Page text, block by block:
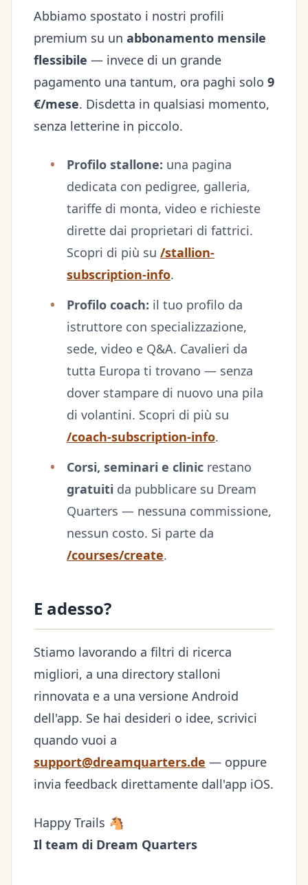
Abbiamo spostato i nostri profili
premium su un abbonamento mensile
flessibile — invece di un grande
pagamento una tantum, ora paghi solo 9
€/mese. Disdetta in qualsiasi momento,
senza letterine in piccolo.
Profilo stallone: una pagina
dedicata con pedigree, galleria,
tariffe di monta, video e richieste
dirette dai proprietari di fattrici.
Scopri di più su /stallion-
subscription-info.
Profilo coach: il tuo profilo da
istruttore con specializzazione,
sede, video e Q&A. Cavalieri da
tutta Europa ti trovano — senza
dover stampare di nuovo una pila
di volantini. Scopri di più su
/coach-subscription-info.
Corsi, seminari e clinic restano
gratuiti da pubblicare su Dream
Quarters — nessuna commissione,
nessun costo. Si parte da
/courses/create.
E adesso?
Stiamo lavorando a filtri di ricerca
migliori, a una directory stalloni
rinnovata e a una versione Android
dell'app. Se hai desideri o idee, scrivici
quando vuoi a
support@dreamquarters.de — oppure
invia feedback direttamente dall'app iOS.
Happy Trails 🐴
Il team di Dream Quarters